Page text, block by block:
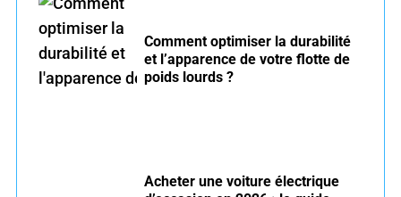
Comment optimiser la durabilité
et l’apparence de votre flotte de
poids lourds ?
Acheter une voiture électrique